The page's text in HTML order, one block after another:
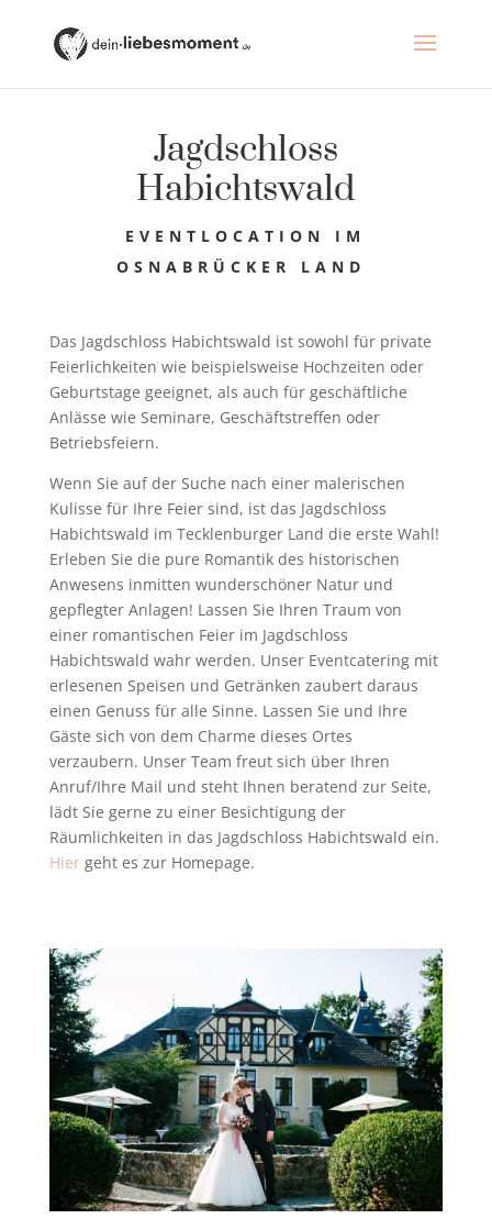
Jagdschloss
Habichtswald
EVENTLOCATION IM
OSNABRÜCKER LAND
Das Jagdschloss Habichtswald ist sowohl für private
Feierlichkeiten wie beispielsweise Hochzeiten oder
Geburtstage geeignet, als auch für geschäftliche
Anlässe wie Seminare, Geschäftstreffen oder
Betriebsfeiern.
Wenn Sie auf der Suche nach einer malerischen
Kulisse für Ihre Feier sind, ist das Jagdschloss
Habichtswald im Tecklenburger Land die erste Wahl!
Erleben Sie die pure Romantik des historischen
Anwesens inmitten wunderschöner Natur und
gepflegter Anlagen! Lassen Sie Ihren Traum von
einer romantischen Feier im Jagdschloss
Habichtswald wahr werden. Unser Eventcatering mit
erlesenen Speisen und Getränken zaubert daraus
einen Genuss für alle Sinne. Lassen Sie und Ihre
Gäste sich von dem Charme dieses Ortes
verzaubern. Unser Team freut sich über Ihren
Anruf/Ihre Mail und steht Ihnen beratend zur Seite,
lädt Sie gerne zu einer Besichtigung der
Räumlichkeiten in das Jagdschloss Habichtswald ein.
Hiergeht es zur Homepage.